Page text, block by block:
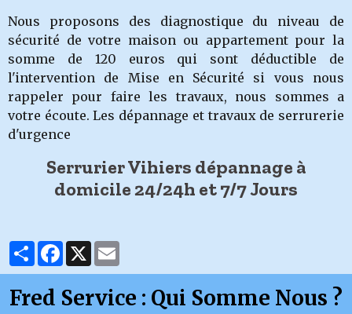
Nous proposons des diagnostique du niveau de
sécurité de votre maison ou appartement pour la
somme de 120 euros qui sont déductible de
l'intervention de Mise en Sécurité si vous nous
rappeler pour faire les travaux, nous sommes a
votre écoute. Les dépannage et travaux de serrurerie
d'urgence
Serrurier Vihiers dépannage à
domicile 24/24h et 7/7 Jours
PartagerFacebook
X
Fred Service : Qui Somme Nous ?